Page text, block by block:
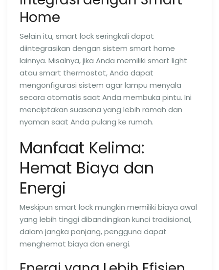
Home
Selain itu, smart lock seringkali dapat
diintegrasikan dengan sistem smart home
lainnya. Misalnya, jika Anda memiliki smart light
atau smart thermostat, Anda dapat
mengonfigurasi sistem agar lampu menyala
secara otomatis saat Anda membuka pintu. Ini
menciptakan suasana yang lebih ramah dan
nyaman saat Anda pulang ke rumah.
Manfaat Kelima:
Hemat Biaya dan
Energi
Meskipun smart lock mungkin memiliki biaya awal
yang lebih tinggi dibandingkan kunci tradisional,
dalam jangka panjang, pengguna dapat
menghemat biaya dan energi.